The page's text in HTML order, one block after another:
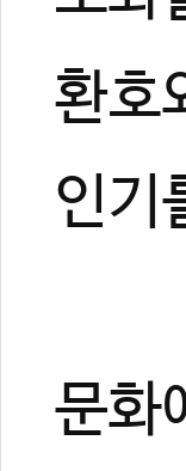
환호
인기
문화